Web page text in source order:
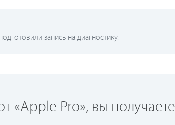
запись на диагностику.
«Apple Pro», вы получаете